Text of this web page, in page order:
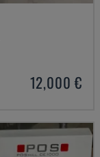
12,000 €